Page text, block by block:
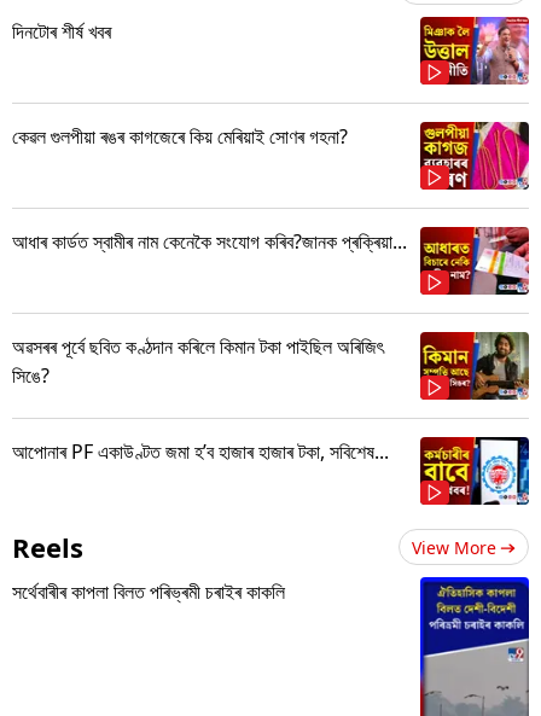
দিনটোৰ শীৰ্ষ খবৰ
কেৱল গুলপীয়া ৰঙৰ কাগজেৰে কিয় মেৰিয়াই সোণৰ গহনা?
আধাৰ কাৰ্ডত স্বামীৰ নাম কেনেকৈ সংযোগ কৰিব?জানক প্ৰক্ৰিয়া...
অৱসৰৰ পূৰ্বে ছবিত কণ্ঠদান কৰিলে কিমান টকা পাইছিল অৰিজিৎ
সিঙে?
আপোনাৰ PF একাউণ্টত জমা হ’ব হাজাৰ হাজাৰ টকা, সবিশেষ...
Reels View More
সৰ্থেবাৰীৰ কাপলা বিলত পৰিভ্ৰমী চৰাইৰ কাকলি